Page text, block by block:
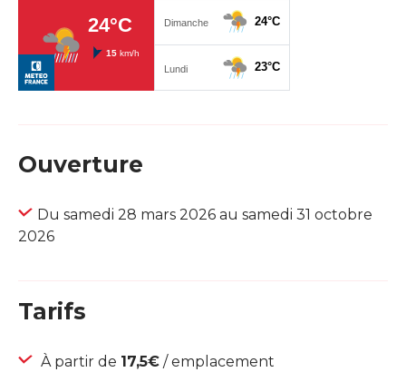
Ouverture
Du samedi 28 mars 2026 au samedi 31 octobre
2026
Tarifs
À partir de 17,5€ / emplacement